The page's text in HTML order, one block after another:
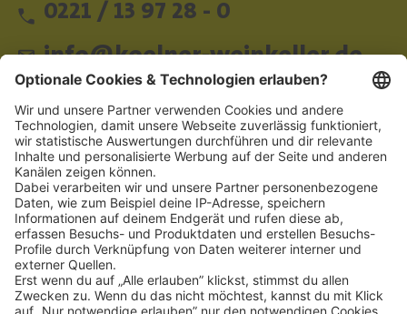
0221 / 13 97 28 - 0
info@koelner-weinkeller.de
Schnellzugriff
ZAHLUNGSMETHODEN
SOCIAL
NEWSLETTER